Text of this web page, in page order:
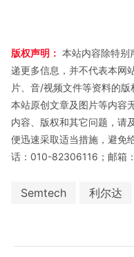
版权声明： 本站内容除特别
递更多信息，并不代表本网
片、音/视频文件等资料的
本站原创文章及图片等内容
内容、版权和其它问题，请
便迅速采取适当措施，避免
话：010-82306116；邮箱
Semtech 利尔达